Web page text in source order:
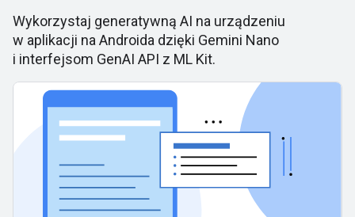
Wykorzystaj generatywną AI na urządzeniu
w aplikacji na Androida dzięki Gemini Nano
i interfejsom GenAI API z ML Kit.